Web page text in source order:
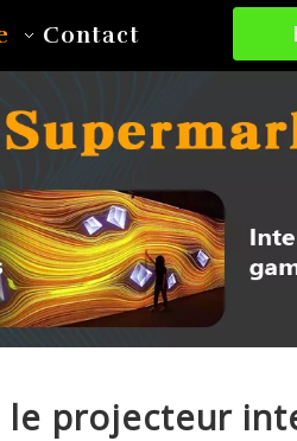
Contact
projecteur